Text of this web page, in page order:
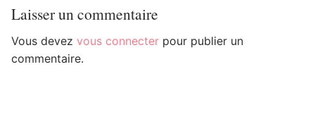
Laisser un commentaire
Vous devez vous connecter pour publier un
commentaire.